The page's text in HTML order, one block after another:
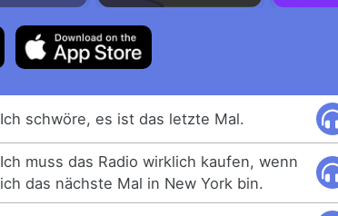
Ich schwöre, es ist das letzte Mal.
Ich muss das Radio wirklich kaufen, wenn
ich das nächste Mal in New York bin.